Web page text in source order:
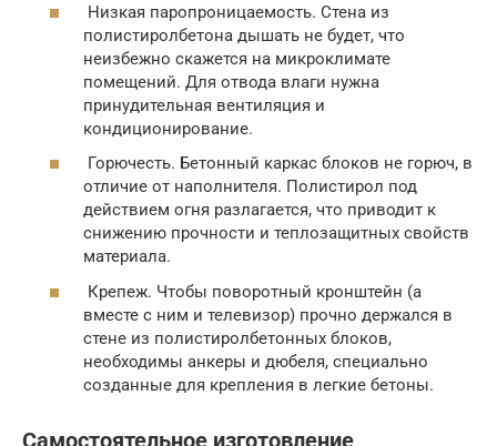
Низкая паропроницаемость. Стена из
полистиролбетона дышать не будет, что
неизбежно скажется на микроклимате
помещений. Для отвода влаги нужна
принудительная вентиляция и
кондиционирование.
Горючесть. Бетонный каркас блоков не горюч, в
отличие от наполнителя. Полистирол под
действием огня разлагается, что приводит к
снижению прочности и теплозащитных свойств
материала.
Крепеж. Чтобы поворотный кронштейн (а
вместе с ним и телевизор) прочно держался в
стене из полистиролбетонных блоков,
необходимы анкеры и дюбеля, специально
созданные для крепления в легкие бетоны.